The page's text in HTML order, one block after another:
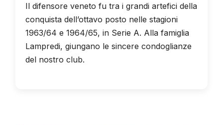
Il difensore veneto fu tra i grandi artefici della
conquista dell’ottavo posto nelle stagioni
1963/64 e 1964/65, in Serie A. Alla famiglia
Lampredi, giungano le sincere condoglianze
del nostro club.